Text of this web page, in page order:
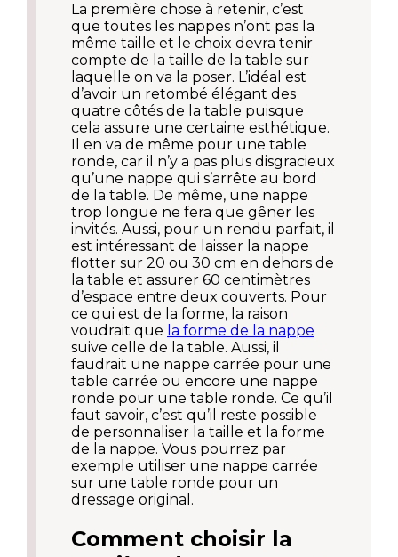
La première chose à retenir, c’est
que toutes les nappes n’ont pas la
même taille et le choix devra tenir
compte de la taille de la table sur
laquelle on va la poser. L’idéal est
d’avoir un retombé élégant des
quatre côtés de la table puisque
cela assure une certaine esthétique.
Il en va de même pour une table
ronde, car il n’y a pas plus disgracieux
qu’une nappe qui s’arrête au bord
de la table. De même, une nappe
trop longue ne fera que gêner les
invités. Aussi, pour un rendu parfait, il
est intéressant de laisser la nappe
flotter sur 20 ou 30 cm en dehors de
la table et assurer 60 centimètres
d’espace entre deux couverts. Pour
ce qui est de la forme, la raison
voudrait que la forme de la nappe
suive celle de la table. Aussi, il
faudrait une nappe carrée pour une
table carrée ou encore une nappe
ronde pour une table ronde. Ce qu’il
faut savoir, c’est qu’il reste possible
de personnaliser la taille et la forme
de la nappe. Vous pourrez par
exemple utiliser une nappe carrée
sur une table ronde pour un
dressage original.
Comment choisir la